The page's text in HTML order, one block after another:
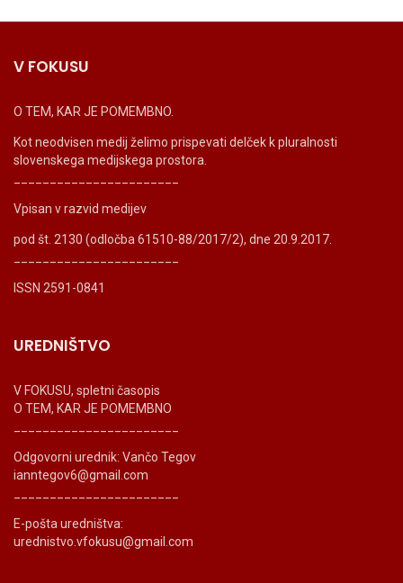
V FOKUSU
O TEM, KAR JE POMEMBNO.
Kot neodvisen medij želimo prispevati delček k pluralnosti
slovenskega medijskega prostora.
Vpisan v razvid medijev
pod št. 2130 (odločba 61510-88/2017/2), dne 20.9.2017.
ISSN 2591-0841
UREDNIŠTVO
V FOKUSU, spletni časopis
O TEM, KAR JE POMEMBNO
Odgovorni urednik: Vančo Tegov
ianntegov6@gmail.com
E-pošta uredništva:
urednistvo.vfokusu@gmail.com